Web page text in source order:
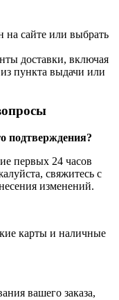
на сайте или выбрать
доставки, включая
пункта выдачи или
подтверждения?
первых 24 часов
свяжитесь с
изменений.
карты и наличные
вашего заказа,